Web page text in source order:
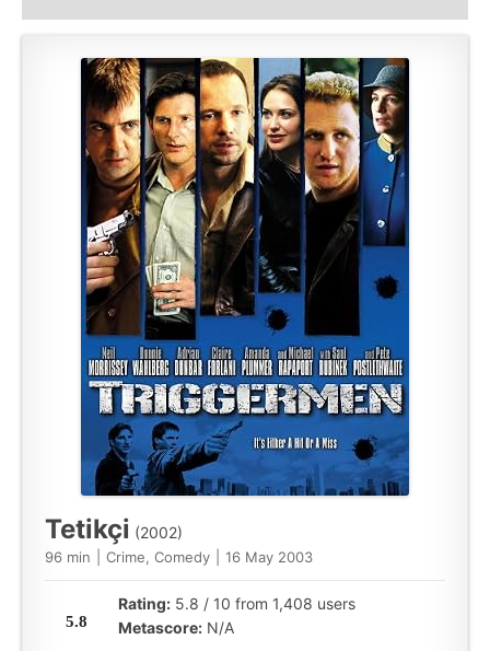
Tetikçi (2002)
96 min Crime, Comedy 16 May 2003
5.8
Rating: 5.8 / 10 from 1,408 users
Metascore: N/A